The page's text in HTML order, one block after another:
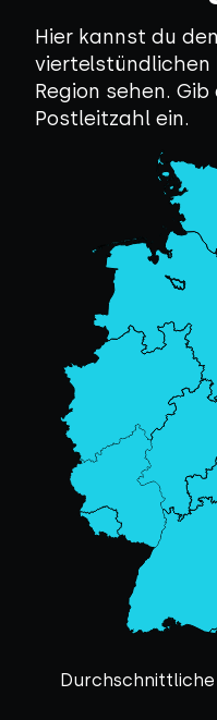
Hier kannst du
viertelstündlichen
Region sehen.
Postleitzahl ein.
Durchschnittliche